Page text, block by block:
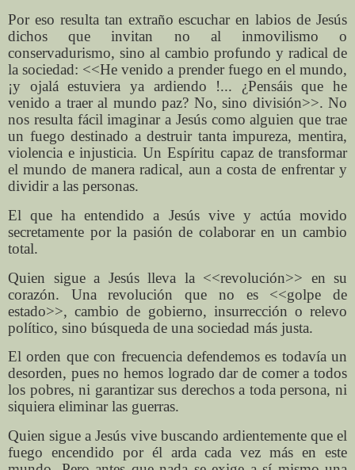
Por eso resulta tan extraño escuchar en labios de Jesús
dichos que invitan no al inmovilismo o
conservadurismo, sino al cambio profundo y radical de
la sociedad: <<He venido a prender fuego en el mundo,
¡y ojalá estuviera ya ardiendo !... ¿Pensáis que he
venido a traer al mundo paz? No, sino división>>. No
nos resulta fácil imaginar a Jesús como alguien que trae
un fuego destinado a destruir tanta impureza, mentira,
violencia e injusticia. Un Espíritu capaz de transformar
el mundo de manera radical, aun a costa de enfrentar y
dividir a las personas.
El que ha entendido a Jesús vive y actúa movido
secretamente por la pasión de colaborar en un cambio
total.
Quien sigue a Jesús lleva la <<revolución>> en su
corazón. Una revolución que no es <<golpe de
estado>>, cambio de gobierno, insurrección o relevo
político, sino búsqueda de una sociedad más justa.
El orden que con frecuencia defendemos es todavía un
desorden, pues no hemos logrado dar de comer a todos
los pobres, ni garantizar sus derechos a toda persona, ni
siquiera eliminar las guerras.
Quien sigue a Jesús vive buscando ardientemente que el
fuego encendido por él arda cada vez más en este